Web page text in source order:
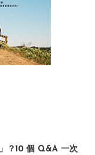
？10 個 Q&A 一次